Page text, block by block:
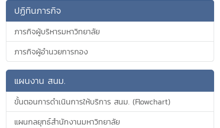
ปฏิทินภารกิจ
ภารกิจผู้บริหารมหาวิทยาลัย
ภารกิจผู้อำนวยการกอง
แผนงาน สนม.
ขั้นตอนการดำเนินการให้บริการ สนม. (Flowchart)
แผนกลยุทธ์สำนักงานมหาวิทยาลัย